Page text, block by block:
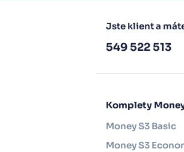
Jste klient a
549 522 513
Komplety
Money S3 Basic
Money S3